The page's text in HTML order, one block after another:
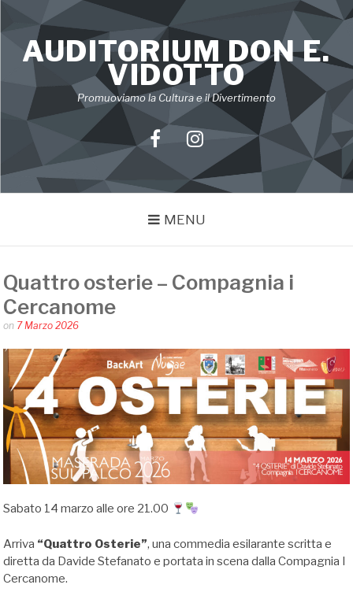
contentAUDITORIUM DON E.
VIDOTTO
Promuoviamo la Cultura e il Divertimento
FacebookInstagram
MENU
Quattro osterie – Compagnia i
Cercanome
Posted
Silvia
on 7 Marzo 2026
Sabato 14 marzo alle ore 21.00
Arriva “Quattro Osterie”, una commedia esilarante scritta e
diretta da Davide Stefanato e portata in scena dalla Compagnia I
Cercanome.